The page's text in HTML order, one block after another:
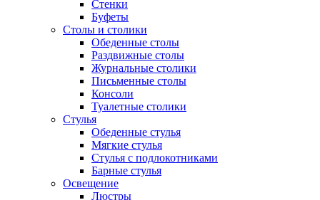
Стенки
Буфеты
Столы и столики
Обеденные столы
Раздвижные столы
Журнальные столики
Письменные столы
Консоли
Туалетные столики
Стулья
Обеденные стулья
Мягкие стулья
Стулья с подлокотниками
Барные стулья
Освещение
Люстры